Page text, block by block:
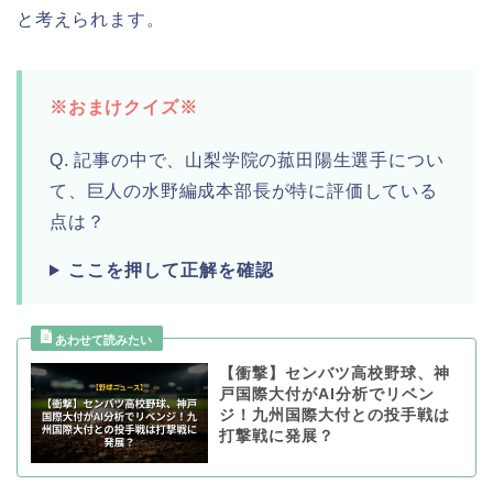
と考えられます。
※おまけクイズ※
Q. 記事の中で、山梨学院の菰田陽生選手につい
て、巨人の水野編成本部長が特に評価している
点は？
ここを押して正解を確認
【衝撃】センバツ高校野球、神
戸国際大付がAI分析でリベン
ジ！九州国際大付との投手戦は
打撃戦に発展？